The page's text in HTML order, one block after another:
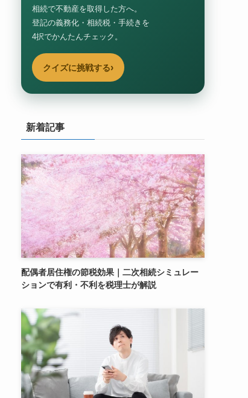
相続で不動産を取得した方へ。
登記の義務化・相続税・手続きを
4択でかんたんチェック。
クイズに挑戦する›
新着記事
配偶者居住権の節税効果｜二次相続シミュレー
ションで有利・不利を税理士が解説